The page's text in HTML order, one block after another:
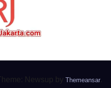
Theme: Newsup by Themeansar.